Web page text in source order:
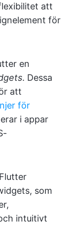
att
för
en
. Dessa
att
för
i appar
som
intuitivt